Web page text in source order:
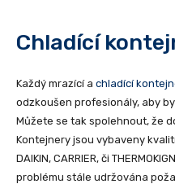
Chladící
Každý mrazící a chladící
odzkoušen profesionály, aby
Můžete se tak spolehnout, že
Kontejnery jsou vybaveny
DAIKIN, CARRIER, či
problému stále udržována